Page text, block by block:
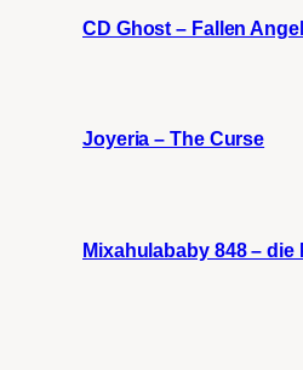
CD Ghost – Fallen
Joyeria – The Curse
Mixahulababy 848 – die